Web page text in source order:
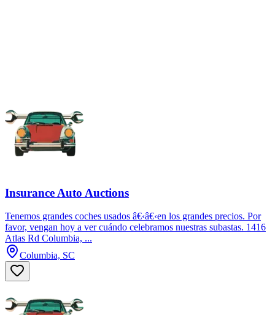
Insurance Auto Auctions
Tenemos grandes coches usados â€‹â€‹en los grandes precios. Por
favor, vengan hoy a ver cuándo celebramos nuestras subastas. 1416
Atlas Rd Columbia, ...
Columbia, SC